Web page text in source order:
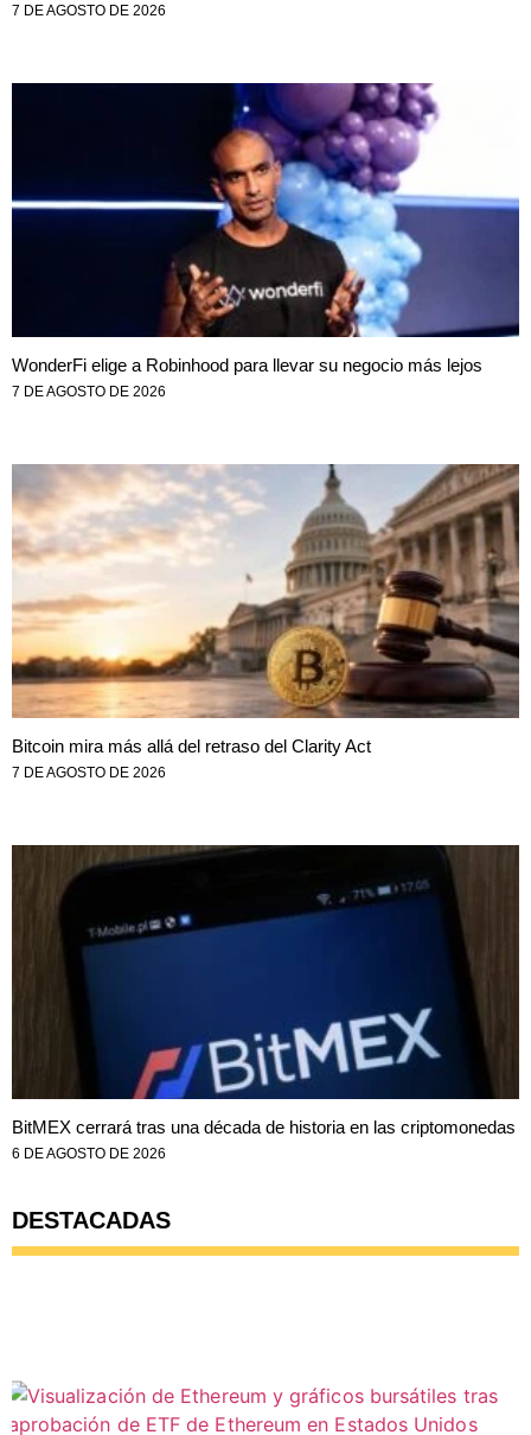
7 DE AGOSTO DE 2026
WonderFi elige a Robinhood para llevar su negocio más lejos
7 DE AGOSTO DE 2026
Bitcoin mira más allá del retraso del Clarity Act
7 DE AGOSTO DE 2026
BitMEX cerrará tras una década de historia en las criptomonedas
6 DE AGOSTO DE 2026
DESTACADAS